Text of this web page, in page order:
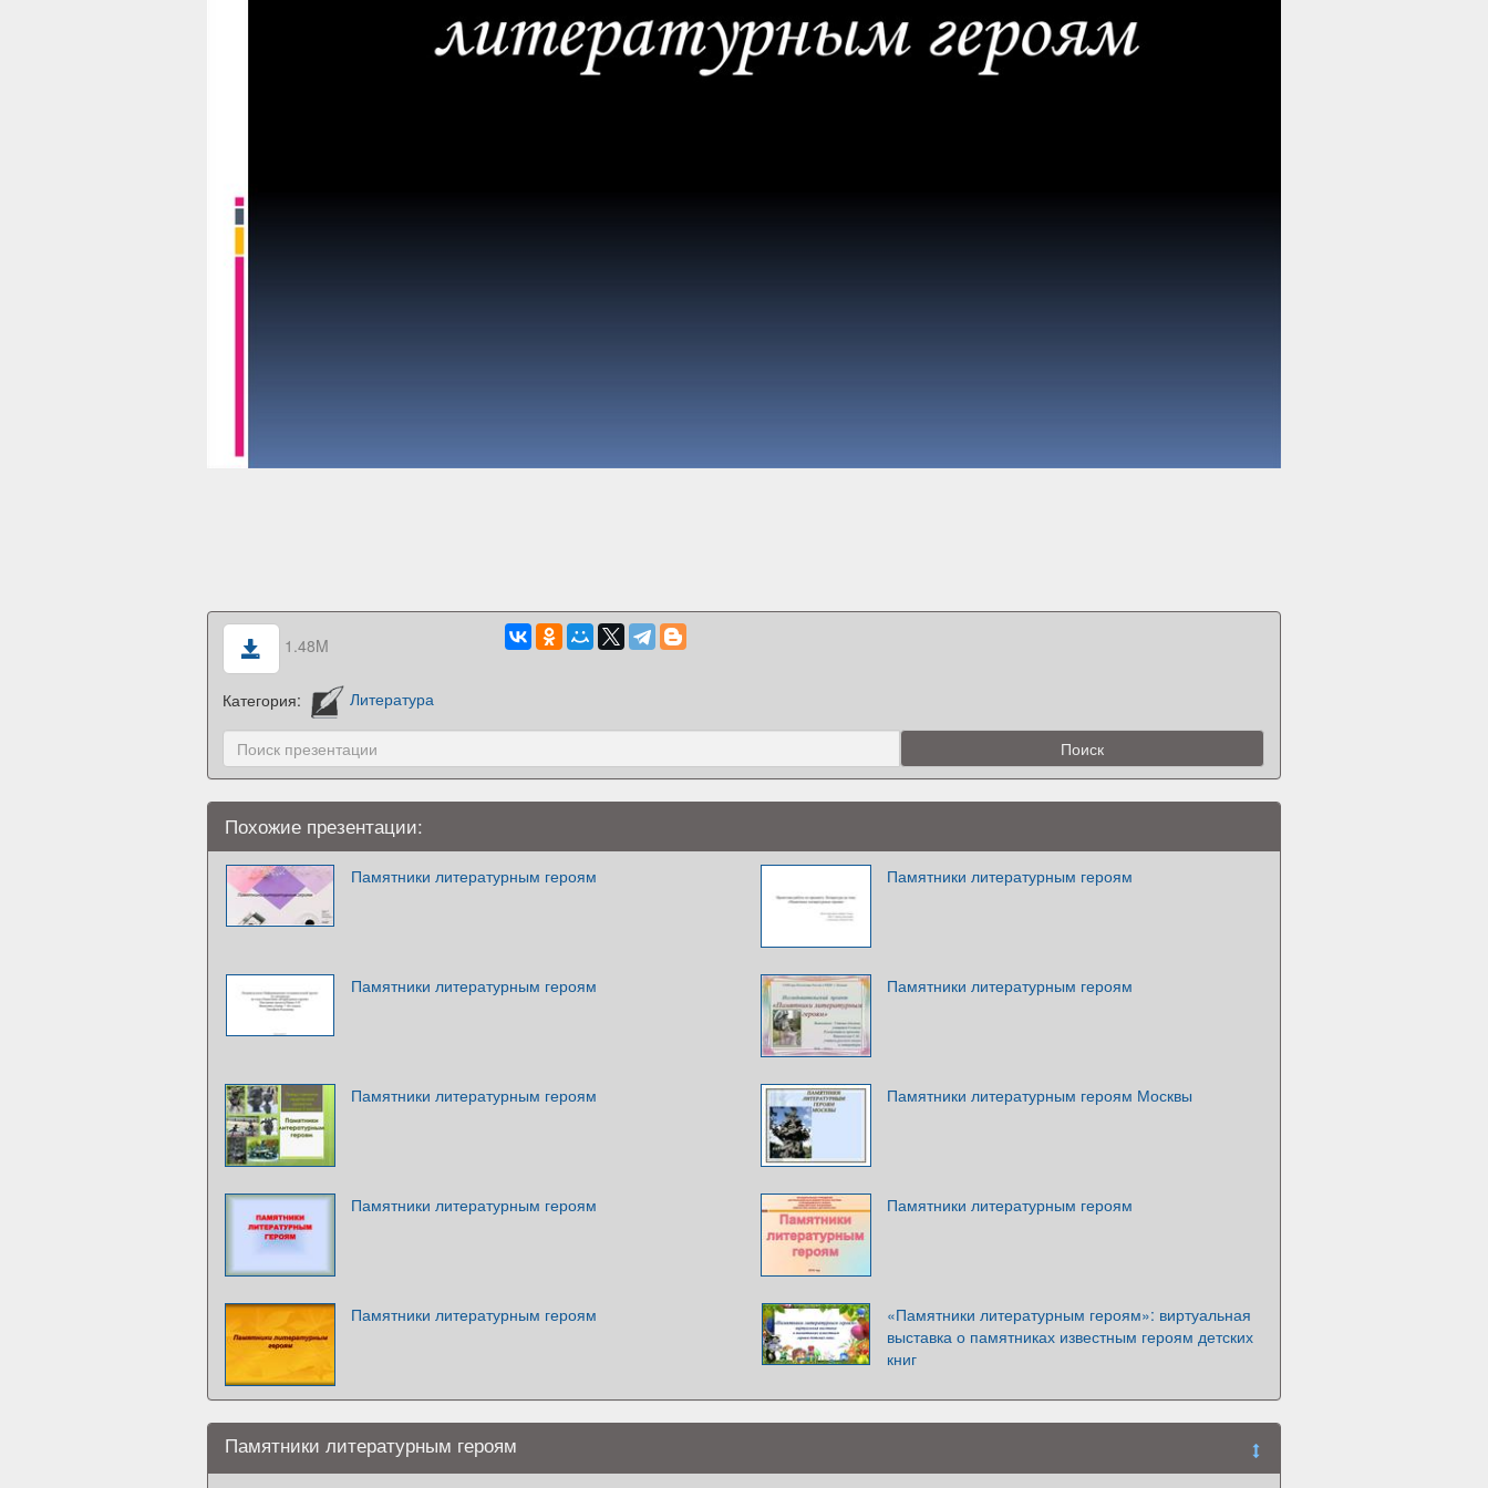
1.48M
Категория: Литература
Похожие презентации:
Памятники литературным героям Памятники литературным героям
Памятники литературным героям Памятники литературным героям
Памятники литературным героям Памятники литературным героям Москвы
Памятники литературным героям Памятники литературным героям
Памятники литературным героям
«Памятники литературным героям»: виртуальная
выставка о памятниках известным героям детских
книг
Памятники литературным героям